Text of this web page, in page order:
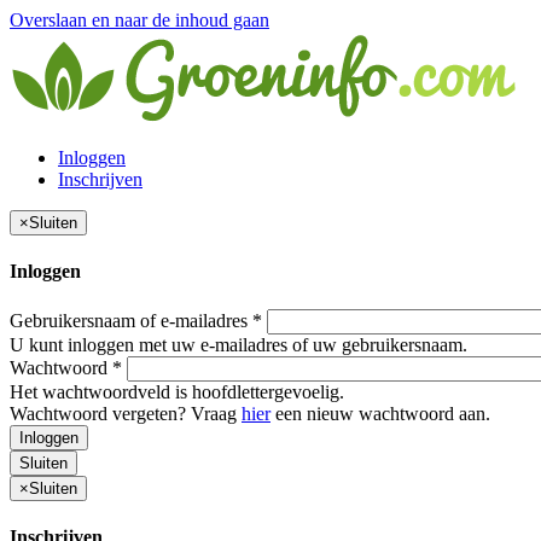
Overslaan en naar de inhoud gaan
Inloggen
Inschrijven
×Sluiten
Inloggen
Gebruikersnaam of e-mailadres *
U kunt inloggen met uw e-mailadres of uw gebruikersnaam.
Wachtwoord *
Het wachtwoordveld is hoofdlettergevoelig.
Wachtwoord vergeten? Vraag hiereen nieuw wachtwoord aan.
Inloggen
Sluiten
×Sluiten
Inschrijven